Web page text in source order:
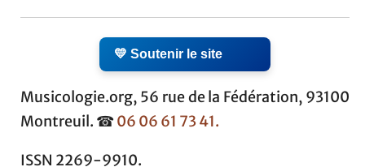
💛 Soutenir le site
Musicologie.org, 56 rue de la Fédération, 93100
Montreuil. ☎ 06 06 61 73 41.
ISSN 2269-9910.